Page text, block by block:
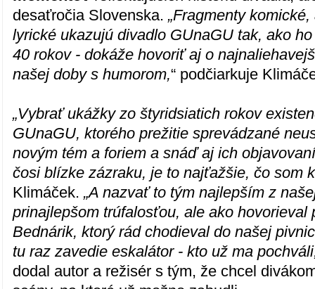
desaťročia Slovenska.„Fragmenty
lyrické ukazujú divadlo GUnaGU tak, ako
40 rokov - dokáže hovoriť aj o
našej doby s humorom,“ podčiarkuje
„Vybrať ukážky zo štyridsiatich rokov
GUnaGU, ktorého prežitie sprevádzané
novým tém a foriem a snáď aj ich
čosi blízke zázraku, je to najťažšie, čo som
Klimáček.„A nazvať to tým najlepším z
prinajlepšom trúfalosťou, ale ako hovorieval
Bednárik, ktorý rád chodieval do našej
tu raz zavedie eskalátor - kto už ma
dodal autor a režisér s tým, že chcel